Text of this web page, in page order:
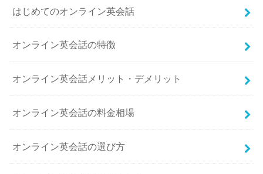
はじめてのオンライン英会話
オンライン英会話の特徴
オンライン英会話メリット・デメリット
オンライン英会話の料金相場
オンライン英会話の選び方